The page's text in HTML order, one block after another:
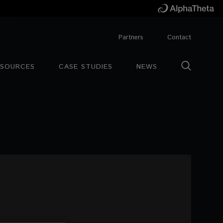
CASE STUDIES NEWS
Partners Contact